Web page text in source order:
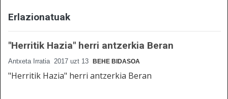
Erlazionatuak
"Herritik Hazia" herri antzerkia Beran
Antxeta Irratia 2017 uzt 13 BEHE BIDASOA
"Herritik Hazia" herri antzerkia Beran